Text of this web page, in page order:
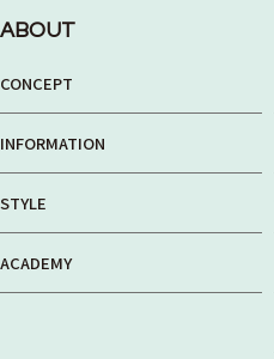
ABOUT
CONCEPT
INFORMATION
STYLE
ACADEMY